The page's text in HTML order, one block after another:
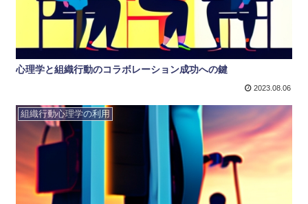
心理学と組織行動のコラボレーション成功への鍵
2023.08.06
組織行動心理学の利用